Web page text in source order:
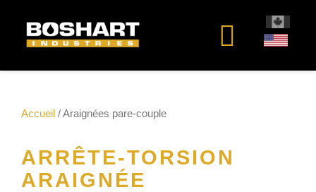
Accueil / Araignées pare-couple
ARRÊTE-TORSION
ARAIGNÉE